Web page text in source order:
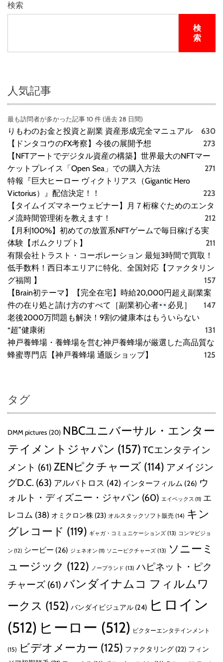
検索
検
索
人気記事
最も訪問者が多かった記事 10 件 (過去 28 日間)
りもわのお金と投資と副業 資産形成完全マニュアル
630
【ドンタコウのFX考察】今後の展開予想
273
【NFTアートでデジタル資産の構築】世界最大のNFTマー
ケットプレイス「Open Sea」での購入方法
271
特報『巨大ヒーロー ヴィクトリアス（Gigantic Hero
Victorius）』配信決定！！
223
【タイムイズマネーウェビナー】月７桁稼ぐためのエンタ
メ流時間管理術を教えます！
212
【月利100%】初めての放置系NFTゲームで毎日稼げる実
体験【ボムクリプト】
211
有限会社トラスト・コーポレーション 最短3時間で買取！
低手数料！西日本エリアに特化、全国対応【ファクタリン
グ福岡 】
157
【Brain初テーマ】【完全在宅】時給20,000円超え副業案
件の在り処と請け方のすべて［副業初心者
必見］
147
老後2000万問題も解決！9割の健康本はもういらない
“超”健康術
131
神戸養蜂場・養蜂場を営む神戸養蜂場が厳選した高品質な
蜂蜜専門店【神戸養蜂場 通販ショップ】
125
タグ
DMM pictures (20) NBCユニバーサル・エンター
テイメントジャパン (157) TCエンタテイン
メント (61) ZENピクチャーズ (114) アメイジン
グD.C. (63) アルバトロス (42) インターフィルム (26) ウ
ォルト・ディズニー・ジャパン (60) エイベックス (11) エ
レコム (38) オミクロン株 (23) オルスタックソフト販売 (14) キン
グレコード (119) ギャガ・コミュニケーションズ (13) コンマビジョ
ン (12) シービー (26) ジェネオン (11) ソニーピクチャーズ (13) ソニーミ
ュージック (122) ノーブランド (13) ハピネット・ピク
チャーズ (61) バンダイナムコ フィルムワ
ークス (152) バンダイビジュアル (24) ヒロイン
(512) ヒーロー (512) ビクターエンタテインメント
(15) ビデオメーカー (125) ファクタリング (22) フィン